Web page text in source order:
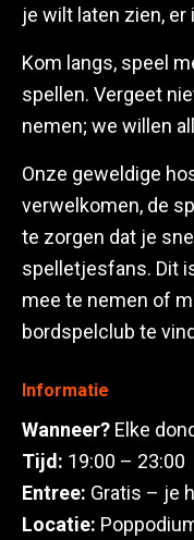
je wilt laten zien,
Kom langs, speel
spellen. Vergeet
nemen; we willen
Onze geweldige
verwelkomen, de
te zorgen dat je
spelletjesfans. Dit
mee te nemen of
bordspelclub te
Informatie
Wanneer? Elke
Tijd: 19:00 – 23:00
Entree: Gratis – je
Locatie: